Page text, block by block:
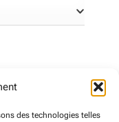
des technologies telles